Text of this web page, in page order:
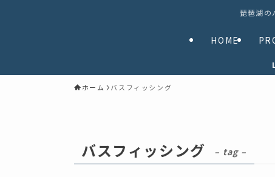
琵琶湖の
HOME
ホーム バスフィッシング
バスフィッシング – tag –